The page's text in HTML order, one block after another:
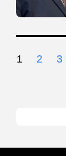
1 2 3